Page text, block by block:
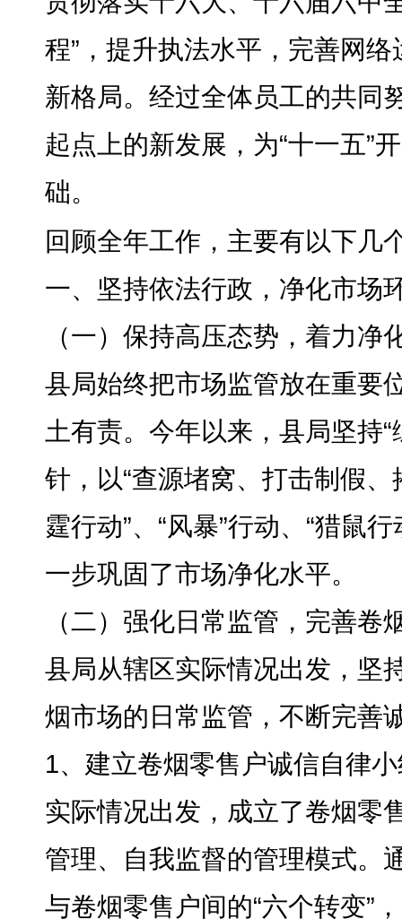
程”，提升执法水平 ， 完善网络
新格局。经过全体员工的共同
起点上的新发展 ， 为“十一五”
础。
回顾全年工作 ， 主要有以下几
一、坚持依法行政 ， 净化市场
（一）保持高压态势 ， 着力净
县局始终把市场监管放在重要
土有责。 今年以来，县局坚持
针 ， 以“查源堵窝、打击制假
霆行动”、“风暴”行动、“猎鼠
一步巩固了市场净化水平。
（二）强化日常监管 ， 完善卷
县局从辖区实际情况出发 ， 坚
烟市场的日常监管，不断完善
1、建立卷烟零售户诚信自律
实际情况出发 ， 成立了卷烟零
管理、自我监督的管理模式。
与卷烟零售户间的“六个转变” ，